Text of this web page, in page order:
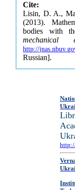
Cite:
Lisin, D. A.,
(2013).
bodies with
mechanical
http://
Russian].